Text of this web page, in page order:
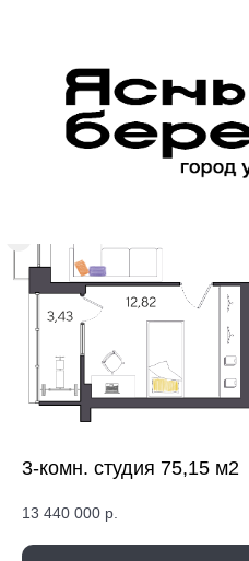
3-комн. студия 75,15 м2
13 440 000 р.